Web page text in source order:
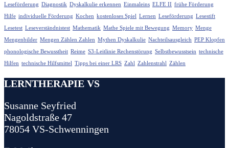
Leseförderung Diagnostik Dyskalkulie erkennen Einmaleins ELFE II frühe Förderung
Hilfe individuelle Förderung Kochen kostenloses Spiel Lernen Leseförderung Lesestift
Lesetest Leseverständnistest Mathematik Mathe Spiele mit Bewegung Memory Menge
Mengenbilder Mengen Zählen Zahlen Mythen Dyskalkulie Nachteilsausgleich PEP Klopfen
phonologische Bewusstheit Reime S3-Leitlinie Rechenstörung Selbstbewusstsein technische
Hilfen technische Hilfsmittel Tipps bei einer LRS Zahl Zahlenstrahl Zählen
LERNTHERAPIE VS
Susanne Seyfried
Nagoldstraße 47
78054 VS-Schwenningen